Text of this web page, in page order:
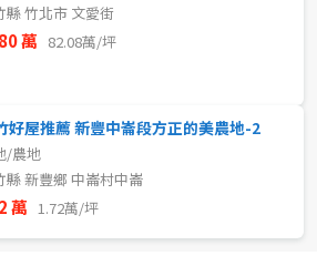
縣 竹北市 文愛街
萬 82.08萬/坪
好屋推薦 新豐中崙段方正的美農地-2
/農地
縣 新豐鄉 中崙村中崙
萬 1.72萬/坪